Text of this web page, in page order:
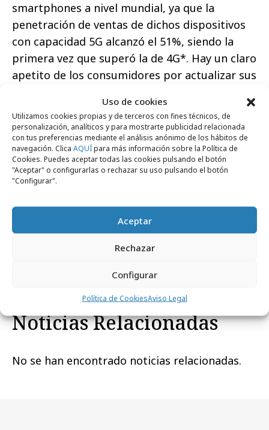
Uso de cookies
Utilizamos cookies propias y de terceros con fines técnicos, de
personalización, analíticos y para mostrarte publicidad relacionada
con tus preferencias mediante el análisis anónimo de los hábitos de
navegación. Clica AQUÍpara más información sobre la Política de
Cookies. Puedes aceptar todas las cookies pulsando el botón
"Aceptar" o configurarlas o rechazar su uso pulsando el botón
"Configurar".
Aceptar
Rechazar
Configurar
Política de CookiesAviso Legal
smartphones a nivel mundial, ya que la
penetración de ventas de dichos dispositivos
con capacidad 5G alcanzó el 51%, siendo la
primera vez que superó la de 4G*. Hay un claro
apetito de los consumidores por actualizar sus
considerar cambiar de marca. La publicidad
puede desempeñar un papel importante en la
comunicación de características y beneficios,
clave para que las marcas puedan
diferenciarse”.
Noticias Relacionadas
No se han encontrado noticias relacionadas.